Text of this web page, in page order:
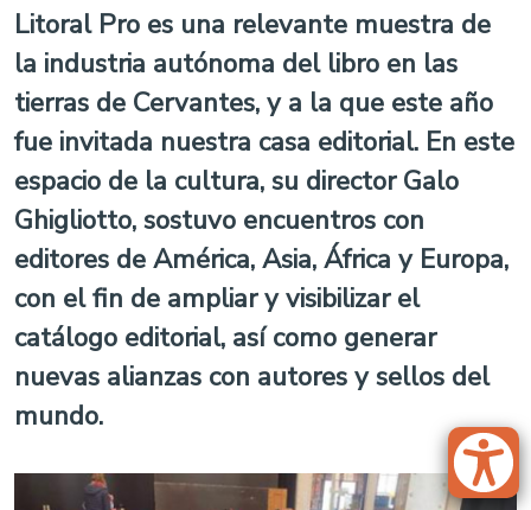
Litoral Pro es una relevante muestra de
la industria autónoma del libro en las
tierras de Cervantes, y a la que este año
fue invitada nuestra casa editorial. En este
espacio de la cultura, su director Galo
Ghigliotto, sostuvo encuentros con
editores de América, Asia, África y Europa,
con el fin de ampliar y visibilizar el
catálogo editorial, así como generar
nuevas alianzas con autores y sellos del
mundo.